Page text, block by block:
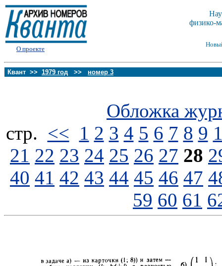
О проекте
физико-
Квант >> 1979 год >> номер 3
Обложка
стp. << 1 2 3 4 5 6 7 8 9
21 22 23 24 25 26 27 28
40 41 42 43 44 45 46 47
59 60 61